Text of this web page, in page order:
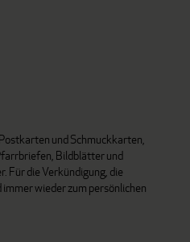
und Schmuckkarten,
Bildblätter und
Für die Verkündigung, die
wieder zum persönlichen